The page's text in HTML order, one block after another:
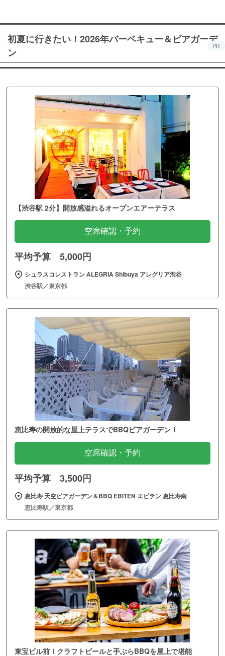
初夏に行きたい！2026年バーベキュー＆ビアガーデ
ン
PR
【渋谷駅 2分】開放感溢れるオープンエアーテラス
空席確認・予約
平均予算 5,000円
シュラスコレストラン ALEGRIA Shibuya アレグリア渋谷
渋谷駅／東京都
恵比寿の開放的な屋上テラスでBBQビアガーデン！
空席確認・予約
平均予算 3,500円
恵比寿 天空ビアガーデン＆BBQ EBITEN エビテン 恵比寿南
恵比寿駅／東京都
東宝ビル前！クラフトビールと手ぶらBBQを屋上で堪能